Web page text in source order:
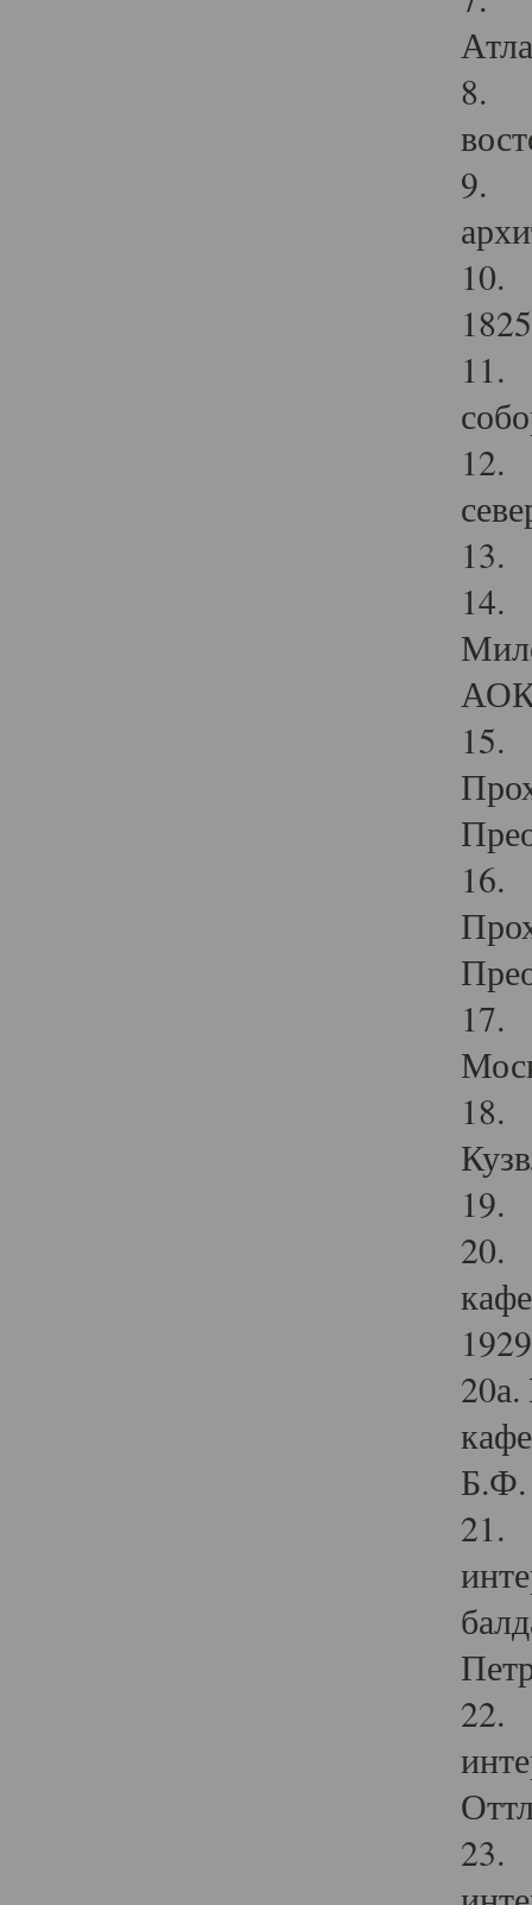
8.
9.
10.
11.
12.
13.
14.
15.
16.
17.
18.
19.
20.
Б.Ф.
21.
22.
23.